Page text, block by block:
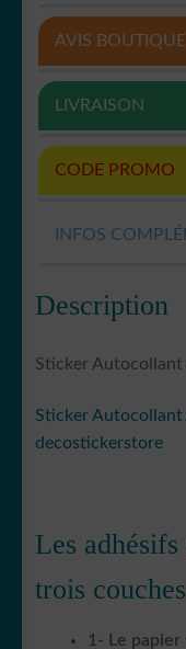
AVIS BOUTIQUE
LIVRAISON
CODE PROMO
INFOS
Description
Sticker
Sticker
decostickerstore
Les adhésifs
trois
1- Le